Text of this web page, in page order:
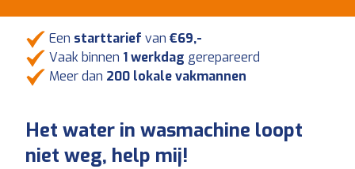
Een starttarief van €69,-
Vaak binnen 1 werkdag gerepareerd
Meer dan 200 lokale vakmannen
Het water in wasmachine loopt
niet weg, help mij!